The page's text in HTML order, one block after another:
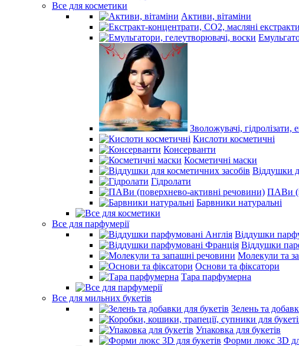
Все для косметики
Активи, вітаміни
Зволожувачі, гідролізати,
Кислоти косметичні
Консерванти
Косметичні маски
Віддушки
Гідролати
ПАВи
Барвники натуральні
Все для парфумерії
Віддушки
Віддушки
Молекули та
Основи та фіксатори
Тара парфумерна
Все для мильних букетів
Зелень та
Упаковка для букетів
Форми люкс 3D